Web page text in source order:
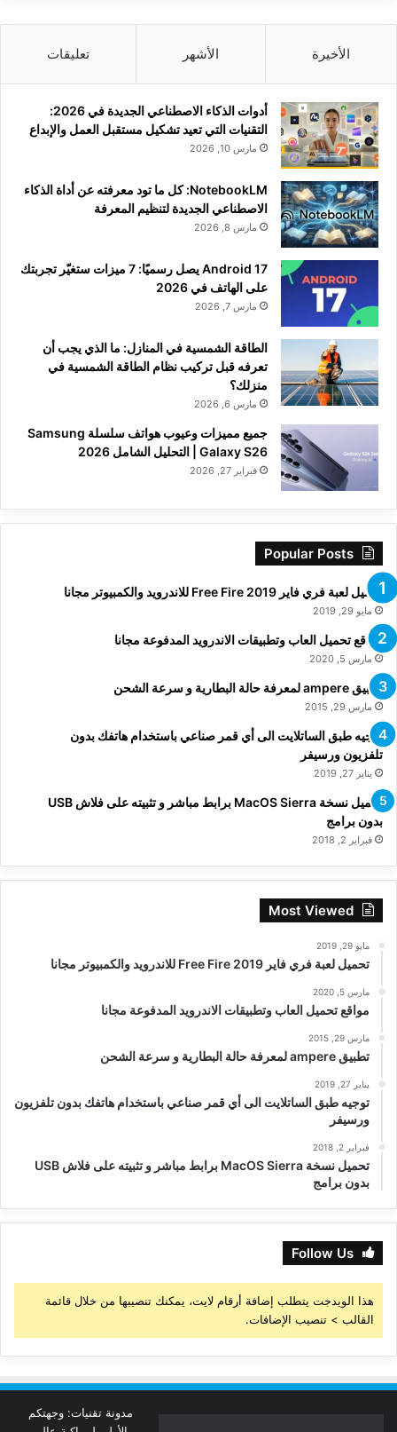
الأخيرة الأشهر تعليقات
أدوات الذكاء الاصطناعي الجديدة في 2026:
التقنيات التي تعيد تشكيل مستقبل العمل والإبداع
مارس 10, 2026
NotebookLM: كل ما تود معرفته عن أداة الذكاء
الاصطناعي الجديدة لتنظيم المعرفة
مارس 8, 2026
Android 17 يصل رسميًا: 7 ميزات ستغيّر تجربتك
على الهاتف في 2026
مارس 7, 2026
الطاقة الشمسية في المنازل: ما الذي يجب أن
تعرفه قبل تركيب نظام الطاقة الشمسية في
منزلك؟
مارس 6, 2026
جميع مميزات وعيوب هواتف سلسلة Samsung
Galaxy S26 | التحليل الشامل 2026
فبراير 27, 2026
Popular Posts
تحميل لعبة فري فاير Free Fire 2019 للاندرويد والكمبيوتر مجانا
مايو 29, 2019
مواقع تحميل العاب وتطبيقات الاندرويد المدفوعة مجانا
مارس 5, 2020
تطبيق ampere لمعرفة حالة البطارية و سرعة الشحن
مارس 29, 2015
توجيه طبق الساتلايت الى أي قمر صناعي باستخدام هاتفك بدون
تلفزيون ورسيفر
يناير 27, 2019
تحميل نسخة MacOS Sierra برابط مباشر و تثبيته على فلاش USB
بدون برامج
فبراير 2, 2018
Most Viewed
مايو 29, 2019
تحميل لعبة فري فاير Free Fire 2019 للاندرويد والكمبيوتر مجانا
مارس 5, 2020
مواقع تحميل العاب وتطبيقات الاندرويد المدفوعة مجانا
مارس 29, 2015
تطبيق ampere لمعرفة حالة البطارية و سرعة الشحن
يناير 27, 2019
توجيه طبق الساتلايت الى أي قمر صناعي باستخدام هاتفك بدون تلفزيون
ورسيفر
فبراير 2, 2018
تحميل نسخة MacOS Sierra برابط مباشر و تثبيته على فلاش USB
بدون برامج
Follow Us
هذا الويدجت يتطلب إضافة أرقام لايت، يمكنك تنصيبها من خلال قائمة
القالب > تنصيب الإضافات.
مدونة تقنيات: وجهتكم